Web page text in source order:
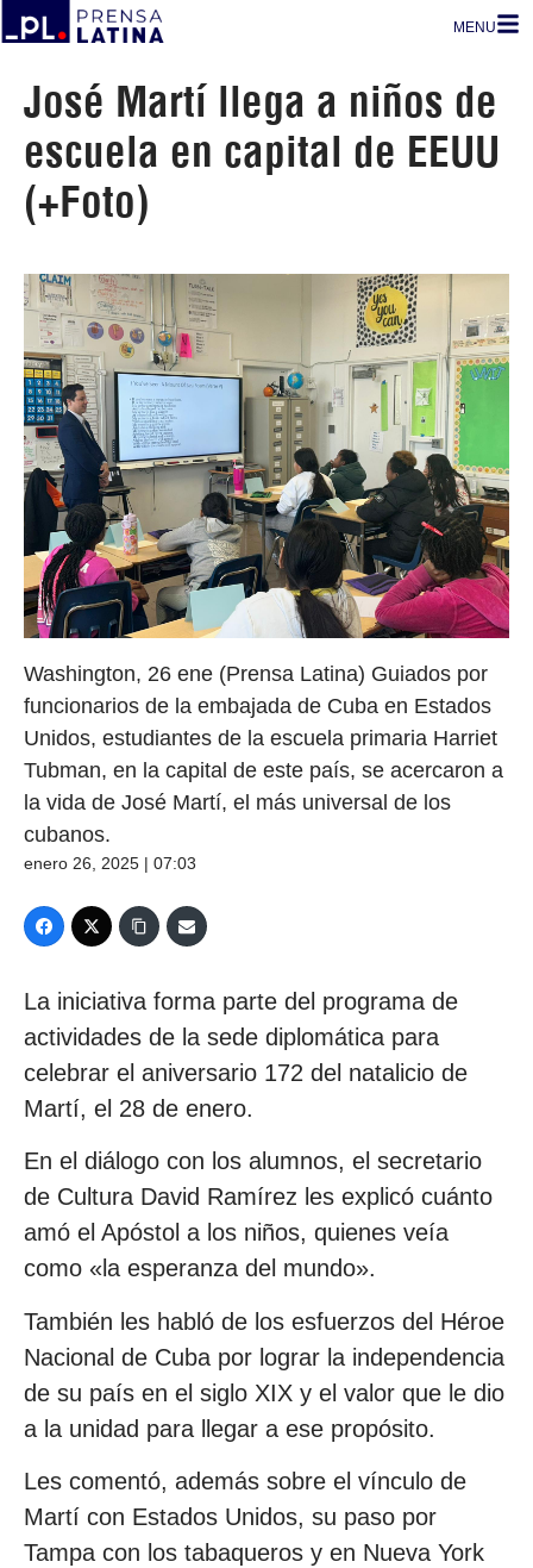
MENU
José Martí llega a niños de
escuela en capital de EEUU
(+Foto)
Washington, 26 ene (Prensa Latina) Guiados por
funcionarios de la embajada de Cuba en Estados
Unidos, estudiantes de la escuela primaria Harriet
Tubman, en la capital de este país, se acercaron a
la vida de José Martí, el más universal de los
cubanos.
enero 26, 2025 | 07:03
La iniciativa forma parte del programa de
actividades de la sede diplomática para
celebrar el aniversario 172 del natalicio de
Martí, el 28 de enero.
En el diálogo con los alumnos, el secretario
de Cultura David Ramírez les explicó cuánto
amó el Apóstol a los niños, quienes veía
como «la esperanza del mundo».
También les habló de los esfuerzos del Héroe
Nacional de Cuba por lograr la independencia
de su país en el siglo XIX y el valor que le dio
a la unidad para llegar a ese propósito.
Les comentó, además sobre el vínculo de
Martí con Estados Unidos, su paso por
Tampa con los tabaqueros y en Nueva York